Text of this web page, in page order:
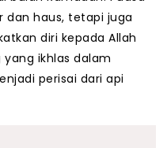
dan haus, tetapi juga
diri kepada Allah
yang ikhlas dalam
perisai dari api